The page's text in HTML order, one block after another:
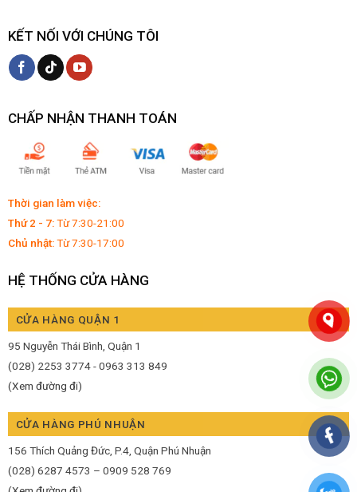
KẾT NỐI VỚI CHÚNG TÔI
CHẤP NHẬN THANH TOÁN
Thời gian làm việc:
Thứ 2 - 7:Từ 7:30-21:00
Chủ nhật:Từ 7:30-17:00
HỆ THỐNG CỬA HÀNG
CỬA HÀNG QUẬN 1
95 Nguyễn Thái Bình, Quận 1
(028) 2253 3774 - 0963 313 849
(Xem đường đi)
CỬA HÀNG PHÚ NHUẬN
156 Thích Quảng Đức, P.4, Quận Phú Nhuận
(028) 6287 4573 – 0909 528 769